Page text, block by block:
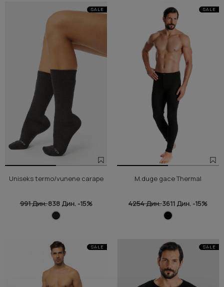
SALE
Uniseks termo/vunene carape
991 Дин.838 Дин. -15%
SALE
M.duge gace Thermal
4254 Дин.3611 Дин. -15%
SALE SALE